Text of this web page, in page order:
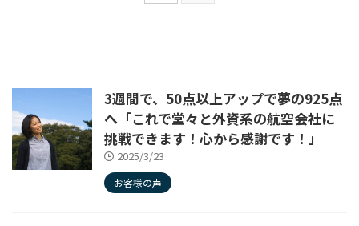
3週間で、50点以上アップで夢の925点
へ「これで堂々と外資系の航空会社に
挑戦できます！心から感謝です！」
2025/3/23
お客様の声